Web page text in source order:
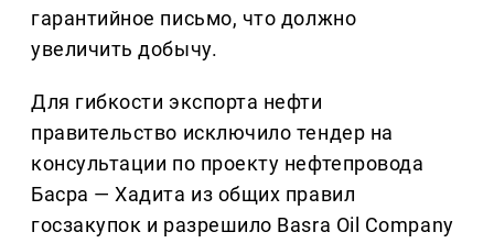
гарантийное письмо, что должно
увеличить добычу.
Для гибкости экспорта нефти
правительство исключило тендер на
консультации по проекту нефтепровода
Басра — Хадита из общих правил
госзакупок и разрешило Basra Oil Company